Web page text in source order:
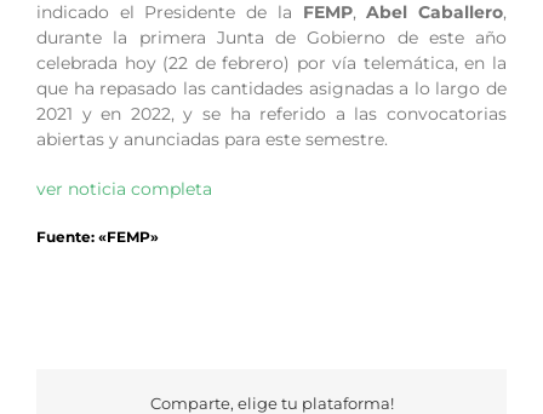
indicado el Presidente de la FEMP,Abel Caballero,
durante la primera Junta de Gobierno de este año
celebrada hoy (22 de febrero) por vía telemática, en la
que ha repasado las cantidades asignadas a lo largo de
2021 y en 2022, y se ha referido a las convocatorias
abiertas y anunciadas para este semestre.
ver noticia completa
Fuente: «FEMP»
Comparte, elige tu plataforma!